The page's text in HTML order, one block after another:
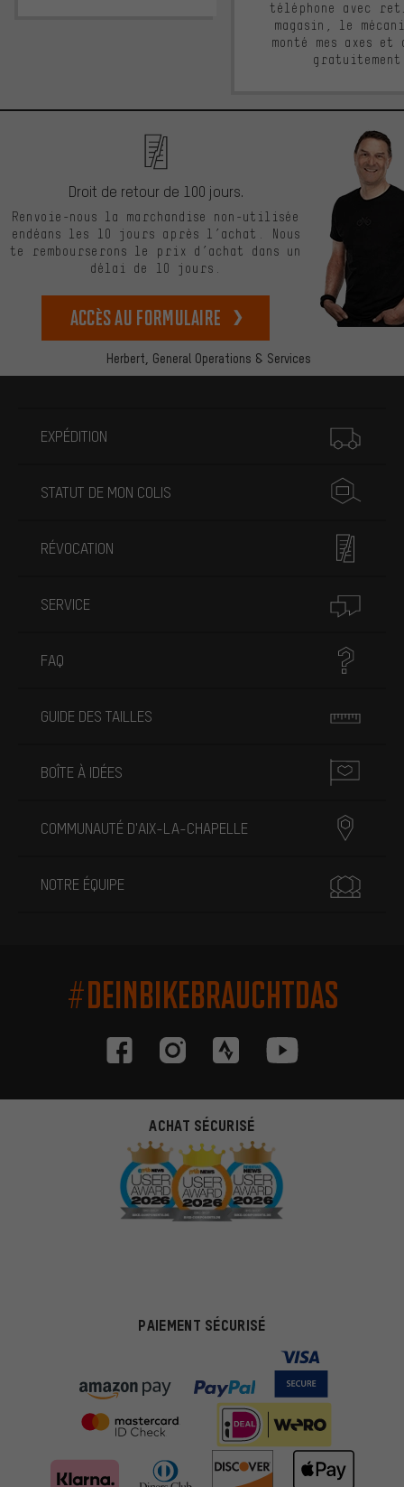
téléphone avec
magasin, le
monté mes axes et
Herbert, General Operations & Services
Droit de retour de 100 jours.
Renvoie-nous la marchandise non-utilisée
endéans les 10 jours après l’achat. Nous
te rembourserons le prix d’achat dans un
délai de 10 jours.
Accès au formulaire
EXPÉDITION
STATUT DE MON COLIS
RÉVOCATION
SERVICE
FAQ
GUIDE DES TAILLES
BOÎTE À IDÉES
COMMUNAUTÉ D'AIX-LA-CHAPELLE
NOTRE ÉQUIPE
#DEINBIKEBRAUCHTDAS
ACHAT SÉCURISÉ
PAIEMENT SÉCURISÉ